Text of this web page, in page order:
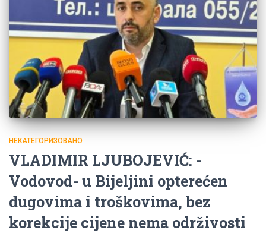
НЕКАТЕГОРИЗОВАНО
VLADIMIR LJUBOJEVIĆ: -
Vodovod- u Bijeljini opterećen
dugovima i troškovima, bez
korekcije cijene nema održivosti